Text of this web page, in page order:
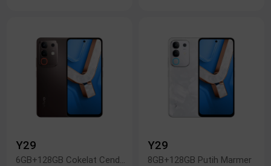
Y29 Y29
8GB+128GB Putih Marmer